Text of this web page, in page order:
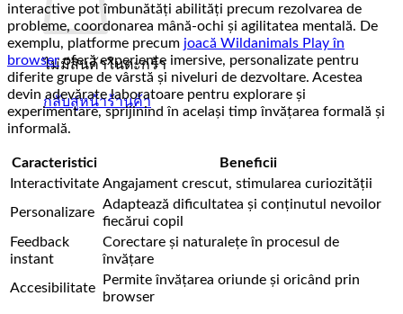
ไม่มีสินค้าในตะกร้า
กลับสู่หน้าร้านค้า
interactive pot îmbunătăți abilități precum rezolvarea de
probleme, coordonarea mână-ochi și agilitatea mentală. De
exemplu, platforme precum joacă Wildanimals Play în
browseroferă experiențe imersive, personalizate pentru
diferite grupe de vârstă și niveluri de dezvoltare. Acestea
devin adevărate laboratoare pentru explorare și
experimentare, sprijinind în același timp învățarea formală și
informală.
Caracteristici
Beneficii
Interactivitate Angajament crescut, stimularea curiozității
Personalizare
Adaptează dificultatea și conținutul nevoilor
fiecărui copil
Feedback
instant
Corectare și naturalețe în procesul de
învățare
Accesibilitate
Permite învățarea oriunde și oricând prin
browser